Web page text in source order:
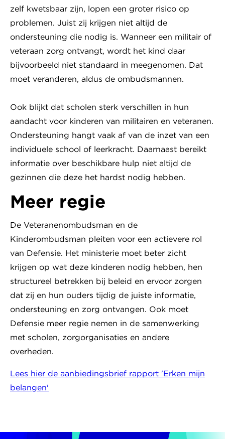
zelf kwetsbaar zijn, lopen een groter risico op
problemen. Juist zij krijgen niet altijd de
ondersteuning die nodig is. Wanneer een militair of
veteraan zorg ontvangt, wordt het kind daar
bijvoorbeeld niet standaard in meegenomen. Dat
moet veranderen, aldus de ombudsmannen.
Ook blijkt dat scholen sterk verschillen in hun
aandacht voor kinderen van militairen en veteranen.
Ondersteuning hangt vaak af van de inzet van een
individuele school of leerkracht. Daarnaast bereikt
informatie over beschikbare hulp niet altijd de
gezinnen die deze het hardst nodig hebben.
Meer regie
De Veteranenombudsman en de
Kinderombudsman pleiten voor een actievere rol
van Defensie. Het ministerie moet beter zicht
krijgen op wat deze kinderen nodig hebben, hen
structureel betrekken bij beleid en ervoor zorgen
dat zij en hun ouders tijdig de juiste informatie,
ondersteuning en zorg ontvangen. Ook moet
Defensie meer regie nemen in de samenwerking
met scholen, zorgorganisaties en andere
overheden.
Lees hier de aanbiedingsbrief rapport 'Erken mijn
belangen'